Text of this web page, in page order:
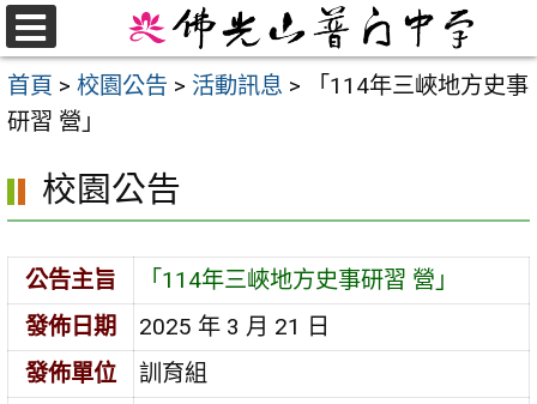
跳
至
主
要
首頁 > 校園公告 > 活動訊息 >
「114年三峽地方史事
研習 營」
校園公告
公告主旨
「114年三峽地方史事研習 營」
發佈日期
2025 年 3 月 21 日
發佈單位
訓育組
選
單